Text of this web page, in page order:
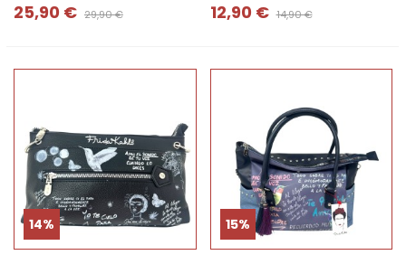
25,90 € 29,90 € 12,90 € 14,90 €
14% 15%